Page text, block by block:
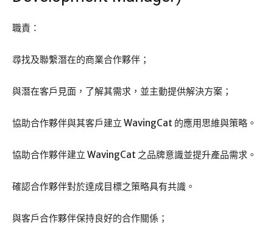
職責：
尋找及聯繫潛在的商業合作夥伴；
與潛在客戶見面，了解其需求，並主動提供解決方案；
協助合作夥伴與其客戶建立 WavingCat 的應用思維與策略。
協助合作夥伴建立 WavingCat 之品牌意識並提升產品需求。
確認合作夥伴對於達成目標之策略具有共識。
與客戶合作夥伴保持良好的合作關係；